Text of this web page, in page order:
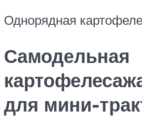
Однорядная
Самодельная
для мини-